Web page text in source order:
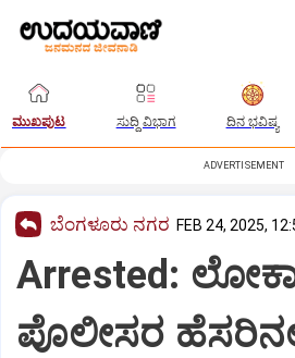
ಮುಖಪುಟ ಸುದ್ದಿ ವಿಭಾಗ ದಿನ ಭವಿಷ್ಯ
ADVERTISEMENT
ಬೆಂಗಳೂರು ನಗರ FEB 24, 2025,
Arrested:
ಪೊಲೀಸರ